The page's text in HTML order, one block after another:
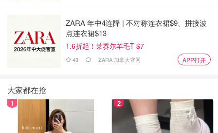
ZARA 年中4连降 | 不对称连衣裙$9、拼接波
点连衣裙$13
1.6折起！莱赛尔羊毛T $7
43 ZARA 加拿大官网 APP打开
大家都在抢
1 2